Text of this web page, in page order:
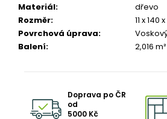
Materiál:
dřevo
Rozměr:
11 x 140
Povrchová úprava:
Balení: 2,016 m²
Doprava po ČR
od
5000 Kč